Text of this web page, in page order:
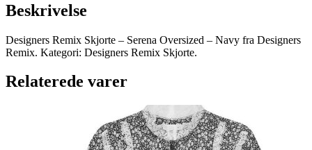
Beskrivelse
Designers Remix Skjorte – Serena Oversized – Navy fra Designers
Remix. Kategori: Designers Remix Skjorte.
Relaterede varer